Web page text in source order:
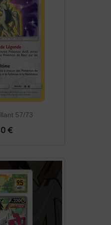
57/73
€